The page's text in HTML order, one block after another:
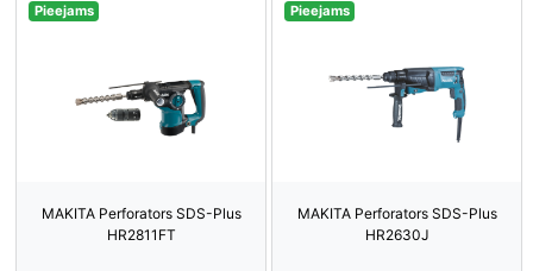
Pieejams
MAKITA Perforators SDS-Plus
HR2811FT
Pieejams
MAKITA Perforators SDS-Plus
HR2630J